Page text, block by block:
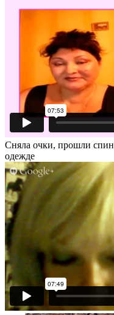
Сняла очки, прошли
одежде